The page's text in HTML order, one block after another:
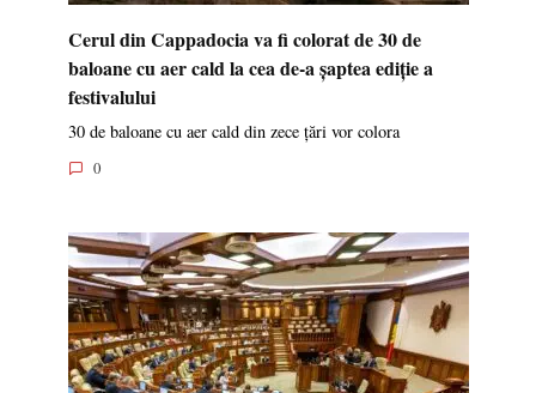
Cerul din Cappadocia va fi colorat de 30 de
baloane cu aer cald la cea de-a șaptea ediție a
festivalului
30 de baloane cu aer cald din zece țări vor colora
0